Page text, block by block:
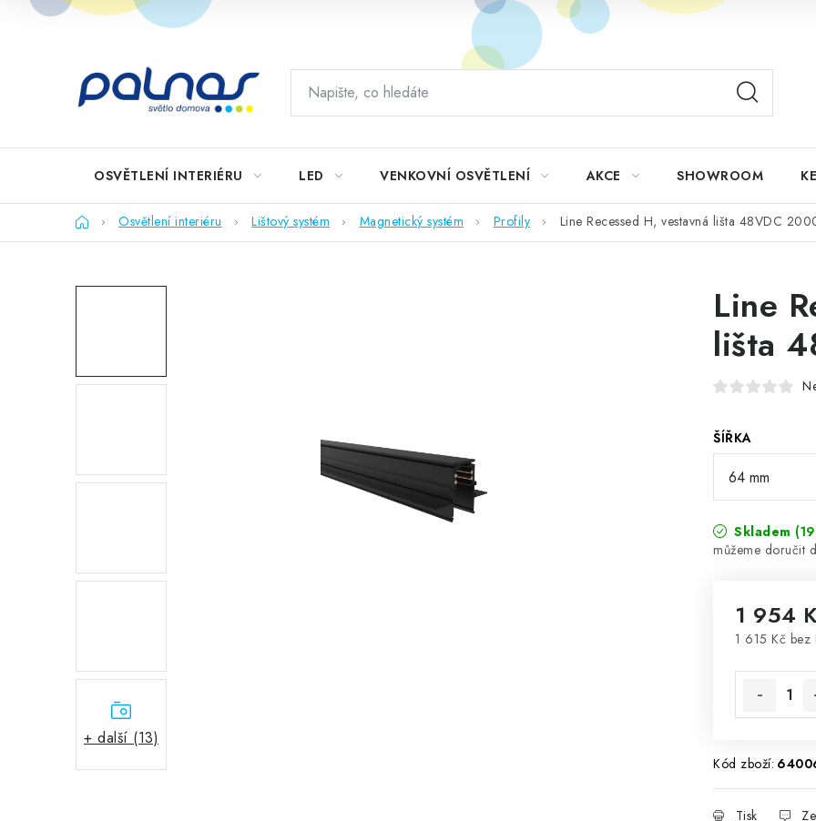
Přejít
OSVĚTLENÍ INTERIÉRU LED VENKOVNÍ OSVĚTLENÍ AKCE SHOWROOM
DomůOsvětlení interiéru Lištový systém Magnetický systém Profily Line Recessed H, vestavná lišta 48VDC
+ další (13)
Line
lišta
ŠÍŘKA
Skladem
1 954
1 615 Kč bez
Kód zboží:
Tisk